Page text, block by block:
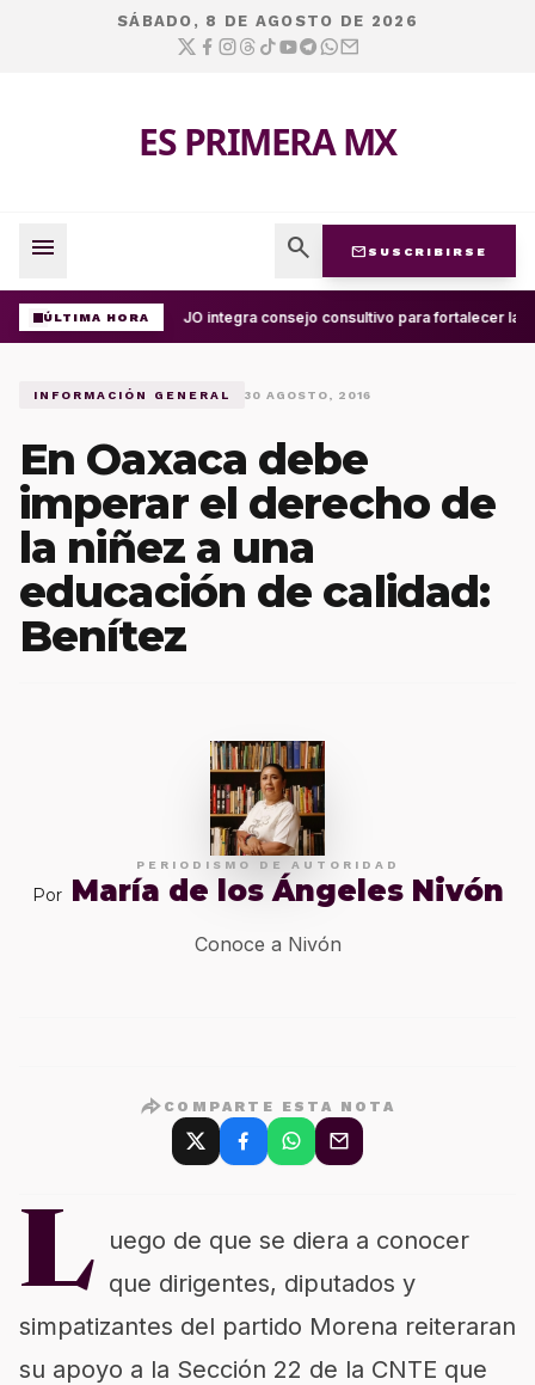
SÁBADO, 8 DE AGOSTO DE 2026
ES PRIMERA MX
menu search mail SUSCRIBIRSE
ÚLTIMA HORA UABJO integra consejo consultivo para fortalecer la
INFORMACIÓN GENERAL 30 AGOSTO, 2016
En Oaxaca debe
imperar el derecho de
la niñez a una
educación de calidad:
Benítez
PERIODISMO DE AUTORIDAD
Por María de los Ángeles Nivón
Conoce a Nivón
COMPARTE ESTA NOTA
L uego de que se diera a conocer
que dirigentes, diputados y
simpatizantes del partido Morena reiteraran
su apoyo a la Sección 22 de la CNTE que